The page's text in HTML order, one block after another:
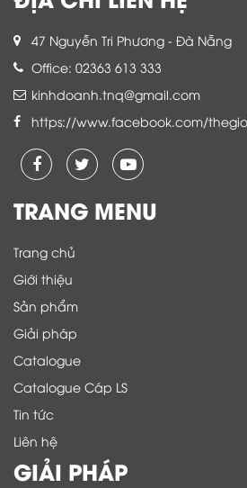
47 Nguyễn Tri Phương - Đà Nẵng
Office: 02363 613 333
kinhdoanh.tnq@gmail.com
https://www.facebook.com/
TRANG MENU
Trang chủ
Giới thiệu
Sản phẩm
Giải pháp
Catalogue
Catalogue Cáp LS
Tin tức
Liên hệ
GIẢI PHÁP